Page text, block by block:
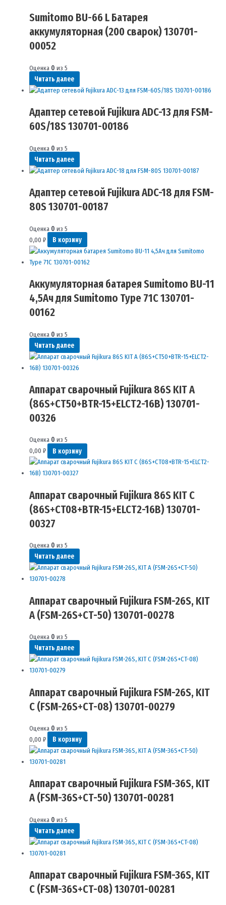
Sumitomo BU-66 L Батарея
аккумуляторная (200 сварок) 130701-
00052
Оценка 0 из 5
Читать далее
Адаптер сетевой Fujikura ADC-13 для FSM-
60S/18S 130701-00186
Оценка 0 из 5
Читать далее
Адаптер сетевой Fujikura ADC-18 для FSM-
80S 130701-00187
Оценка 0 из 5
0,00 ₽ В корзину
Аккумуляторная батарея Sumitomo BU-11
4,5Ач для Sumitomo Type 71C 130701-
00162
Оценка 0 из 5
Читать далее
Аппарат сварочный Fujikura 86S KIT A
(86S+CT50+BTR-15+ELCT2-16B) 130701-
00326
Оценка 0 из 5
0,00 ₽ В корзину
Аппарат сварочный Fujikura 86S KIT С
(86S+CT08+BTR-15+ELCT2-16B) 130701-
00327
Оценка 0 из 5
Читать далее
Аппарат сварочный Fujikura FSM-26S, KIT
A (FSM-26S+СT-50) 130701-00278
Оценка 0 из 5
Читать далее
Аппарат сварочный Fujikura FSM-26S, KIT
C (FSM-26S+СT-08) 130701-00279
Оценка 0 из 5
0,00 ₽ В корзину
Аппарат сварочный Fujikura FSM-36S, KIT
A (FSM-36S+СT-50) 130701-00281
Оценка 0 из 5
Читать далее
Аппарат сварочный Fujikura FSM-36S, KIT
C (FSM-36S+СT-08) 130701-00281